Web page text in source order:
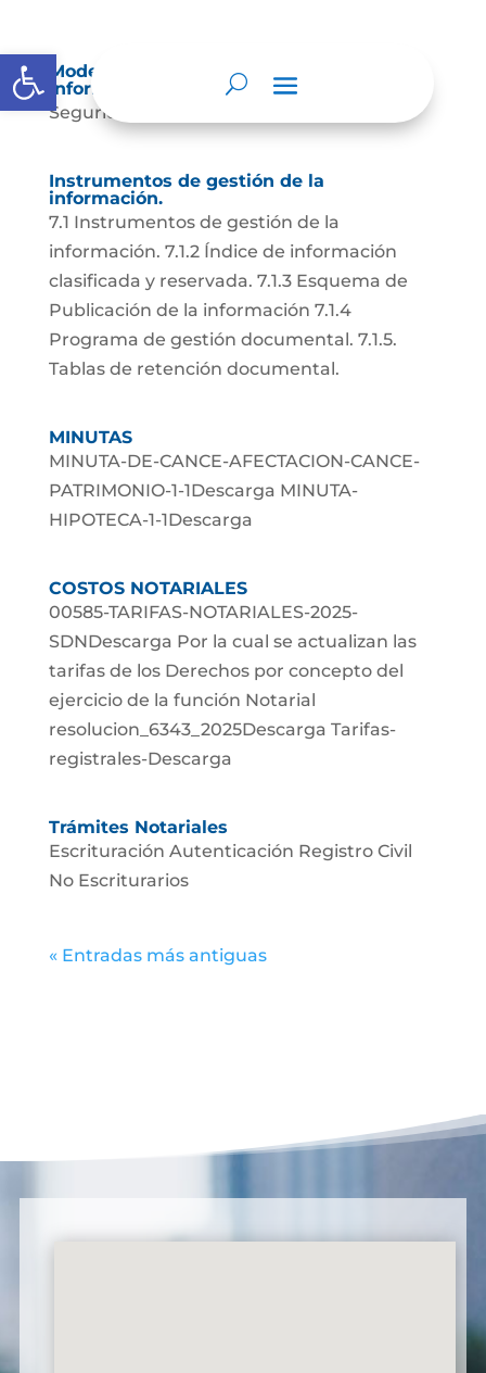
Abrir barra de herramientas
Modelo de Seguridad y Privacidad de la
Información (MSPI)
Seguridad Paginas Web...
Instrumentos de gestión de la
información.
7.1 Instrumentos de gestión de la
información. 7.1.2 Índice de información
clasificada y reservada. 7.1.3 Esquema de
Publicación de la información 7.1.4
Programa de gestión documental. 7.1.5.
Tablas de retención documental.
MINUTAS
MINUTA-DE-CANCE-AFECTACION-CANCE-
PATRIMONIO-1-1Descarga MINUTA-
HIPOTECA-1-1Descarga
COSTOS NOTARIALES
00585-TARIFAS-NOTARIALES-2025-
SDNDescarga Por la cual se actualizan las
tarifas de los Derechos por concepto del
ejercicio de la función Notarial
resolucion_6343_2025Descarga Tarifas-
registrales-Descarga
Trámites Notariales
Escrituración Autenticación Registro Civil
No Escriturarios
« Entradas más antiguas